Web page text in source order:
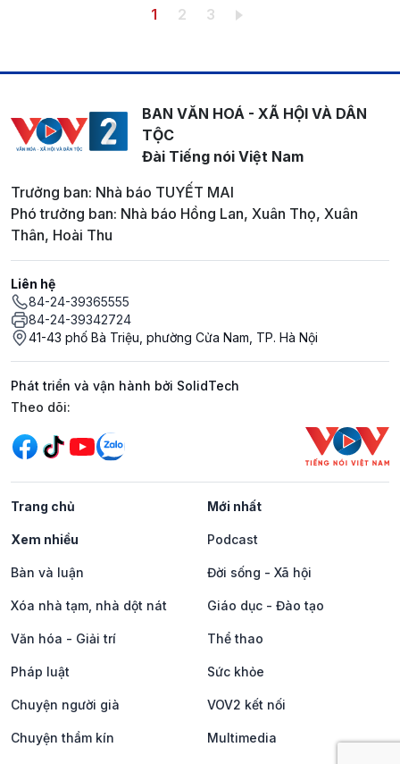
Trang hiện thời
1 Trang
2 Trang
3
BAN VĂN HOÁ - XÃ HỘI VÀ DÂN
TỘC
Đài Tiếng nói Việt Nam
Trưởng ban: Nhà báo TUYẾT MAI
Phó trưởng ban: Nhà báo Hồng Lan, Xuân Thọ, Xuân
Thân, Hoài Thu
Liên hệ
84-24-39365555
84-24-39342724
41-43 phố Bà Triệu, phường Cửa Nam, TP. Hà Nội
Phát triển và vận hành bởi SolidTech
Mạng xã hội
Theo dõi:
Trang chủ Mới nhất
Xem nhiều Podcast
Bàn và luận Đời sống - Xã hội
Xóa nhà tạm, nhà dột nát Giáo dục - Đào tạo
Văn hóa - Giải trí Thể thao
Pháp luật Sức khỏe
Chuyện người già VOV2 kết nối
Chuyện thầm kín Multimedia